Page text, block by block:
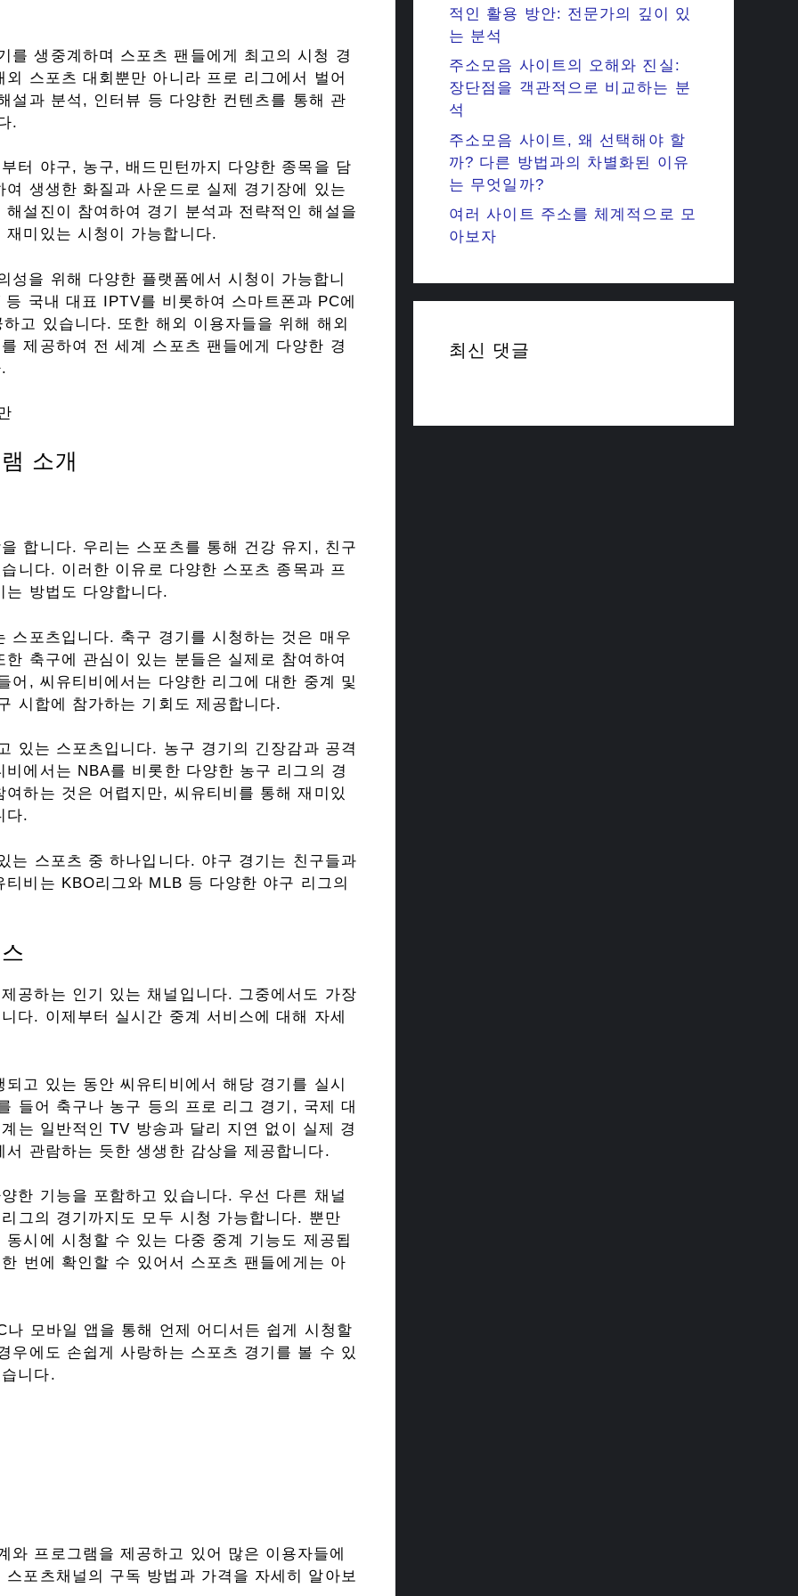
를 생중계하며 스포츠 팬들에게 최고의 시청 경
스포츠 대회뿐만 아니라 프로 리그에서 벌어
설과 분석, 인터뷰 등 다양한 컨텐츠를 통해 관
.
터 야구, 농구, 배드민턴까지 다양한 종목을 담
생생한 화질과 사운드로 실제 경기장에 있는
설진이 참여하여 경기 분석과 전략적인 해설을
미있는 시청이 가능합니다.
성을 위해 다양한 플랫폼에서 시청이 가능합니
국내 대표 IPTV를 비롯하여 스마트폰과 PC에
고 있습니다. 또한 해외 이용자들을 위해 해외
제공하여 전 세계 스포츠 팬들에게 다양한 경
소개
합니다. 우리는 스포츠를 통해 건강 유지, 친구
니다. 이러한 이유로 다양한 스포츠 종목과 프
방법도 다양합니다.
스포츠입니다. 축구 경기를 시청하는 것은 매우
축구에 관심이 있는 분들은 실제로 참여하여
어, 씨유티비에서는 다양한 리그에 대한 중계 및
시합에 참가하는 기회도 제공합니다.
있는 스포츠입니다. 농구 경기의 긴장감과 공격
에서는 NBA를 비롯한 다양한 농구 리그의 경
하는 것은 어렵지만, 씨유티비를 통해 재미있
다.
는 스포츠 중 하나입니다. 야구 경기는 친구들과
비는 KBO리그와 MLB 등 다양한 야구 리그의
공하는 인기 있는 채널입니다. 그중에서도 가장
다. 이제부터 실시간 중계 서비스에 대해 자세
고 있는 동안 씨유티비에서 해당 경기를 실시
들어 축구나 농구 등의 프로 리그 경기, 국제 대
는 일반적인 TV 방송과 달리 지연 없이 실제 경
관람하는 듯한 생생한 감상을 제공합니다.
한 기능을 포함하고 있습니다. 우선 다른 채널
그의 경기까지도 모두 시청 가능합니다. 뿐만
시에 시청할 수 있는 다중 중계 기능도 제공됩
번에 확인할 수 있어서 스포츠 팬들에게는 아
모바일 앱을 통해 언제 어디서든 쉽게 시청할
우에도 손쉽게 사랑하는 스포츠 경기를 볼 수 있
니다.
프로그램을 제공하고 있어 많은 이용자들에
포츠채널의 구독 방법과 가격을 자세히 알아보
적인 활용 방안: 전문가의 깊이 있
는 분석
주소모음 사이트의 오해와 진실:
장단점을 객관적으로 비교하는 분
석
주소모음 사이트, 왜 선택해야 할
까? 다른 방법과의 차별화된 이유
는 무엇일까?
여러 사이트 주소를 체계적으로 모
아보자
최신 댓글